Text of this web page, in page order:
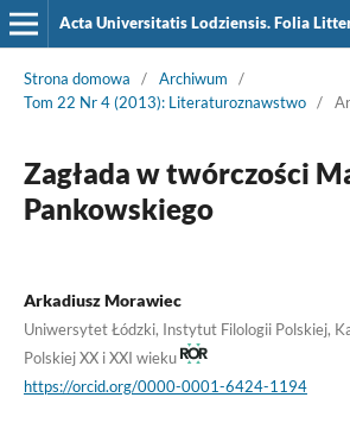
Acta Universitatis Lodziensis. Folia
Strona domowa / Archiwum
/
Tom 22 Nr 4 (2013): Literaturoznawstwo /
Zagłada w twórczości
Pankowskiego
Arkadiusz Morawiec
Uniwersytet Łódzki, Instytut Filologii Polskiej,
Polskiej XX i XXI wieku
https://orcid.org/0000-0001-6424-1194